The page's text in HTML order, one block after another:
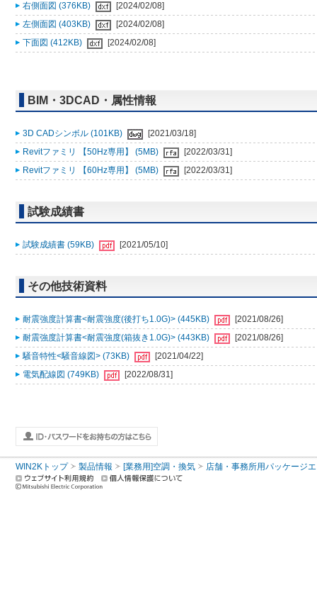
右側面図 (376KB)
[2024/02/08]
左側面図 (403KB)
[2024/02/08]
下面図 (412KB)
[2024/02/08]
BIM・3DCAD・属性情報
3D CADシンボル (101KB)
[2021/03/18]
Revitファミリ 【50Hz専用】 (5MB)
[2022/03/31]
Revitファミリ 【60Hz専用】 (5MB)
[2022/03/31]
試験成績書
試験成績書 (59KB) [2021/05/10]
その他技術資料
耐震強度計算書<耐震強度(後打ち1.0G)> (445KB)
[2021/08/26]
耐震強度計算書<耐震強度(箱抜き1.0G)> (443KB)
[2021/08/26]
騒音特性<騒音線図> (73KB)
[2021/04/22]
電気配線図 (749KB)
[2022/08/31]
WIN2Kトップ 製品情報 [業務用]空調・換気 店舗・事務所用パッケージ